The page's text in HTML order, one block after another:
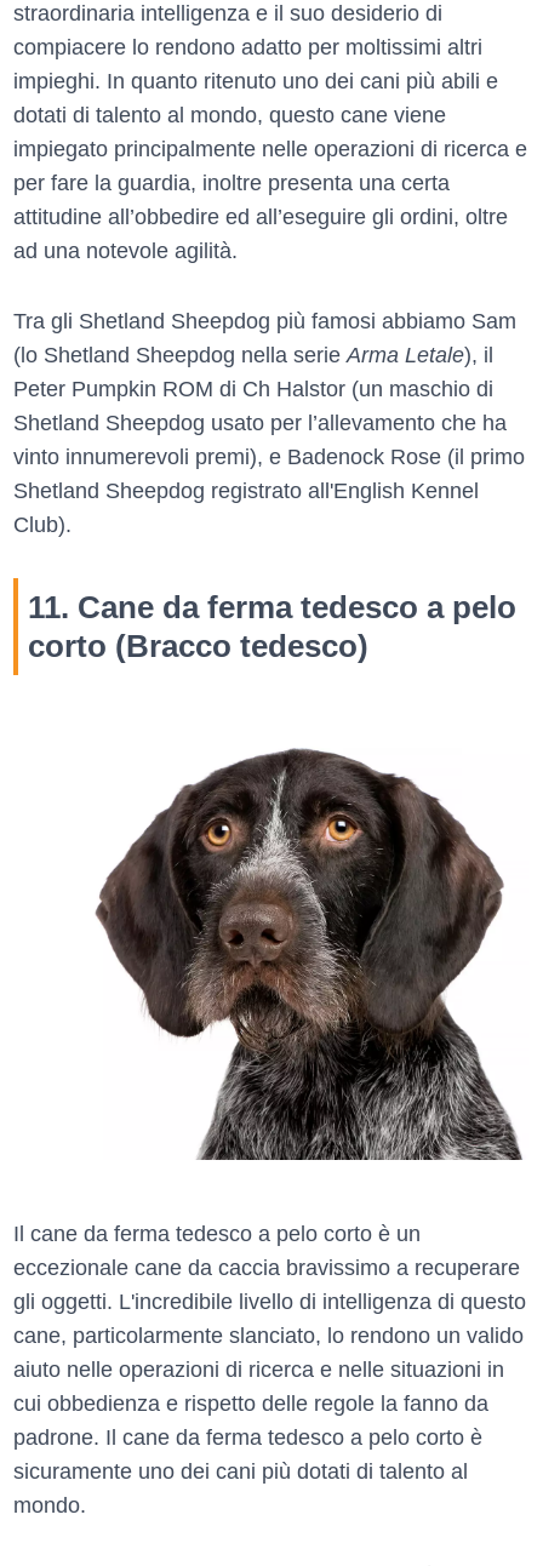
straordinaria intelligenza e il suo desiderio di
compiacere lo rendono adatto per moltissimi altri
impieghi. In quanto ritenuto uno dei cani più abili e
dotati di talento al mondo, questo cane viene
impiegato principalmente nelle operazioni di ricerca e
per fare la guardia, inoltre presenta una certa
attitudine all’obbedire ed all’eseguire gli ordini, oltre
ad una notevole agilità.
Tra gli Shetland Sheepdog più famosi abbiamo Sam
(lo Shetland Sheepdog nella serieArma Letale), il
Peter Pumpkin ROM di Ch Halstor (un maschio di
Shetland Sheepdog usato per l’allevamento che ha
vinto innumerevoli premi), e Badenock Rose (il primo
Shetland Sheepdog registrato all'English Kennel
Club).
11. Cane da ferma tedesco a pelo
corto (Bracco tedesco)
Il cane da ferma tedesco a pelo corto è un
eccezionale cane da caccia bravissimo a recuperare
gli oggetti. L'incredibile livello di intelligenza di questo
cane, particolarmente slanciato, lo rendono un valido
aiuto nelle operazioni di ricerca e nelle situazioni in
cui obbedienza e rispetto delle regole la fanno da
padrone. Il cane da ferma tedesco a pelo corto è
sicuramente uno dei cani più dotati di talento al
mondo.